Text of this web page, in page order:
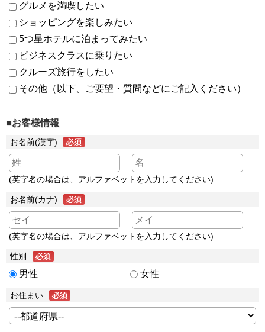
グルメを満喫したい
ショッピングを楽しみたい
5つ星ホテルに泊まってみたい
ビジネスクラスに乗りたい
クルーズ旅行をしたい
その他（以下、ご要望・質問などにご記入ください）
■お客様情報
お名前(漢字)
(英字名の場合は、アルファベットを入力してください)
お名前(カナ)
(英字名の場合は、アルファベットを入力してください)
性別
男性 女性
お住まい